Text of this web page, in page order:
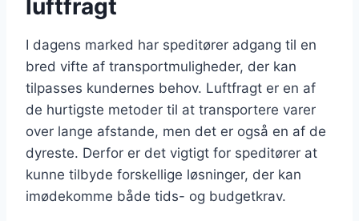
luftfragt
I dagens marked har speditører adgang til en
bred vifte af transportmuligheder, der kan
tilpasses kundernes behov. Luftfragt er en af
de hurtigste metoder til at transportere varer
over lange afstande, men det er også en af de
dyreste. Derfor er det vigtigt for speditører at
kunne tilbyde forskellige løsninger, der kan
imødekomme både tids- og budgetkrav.